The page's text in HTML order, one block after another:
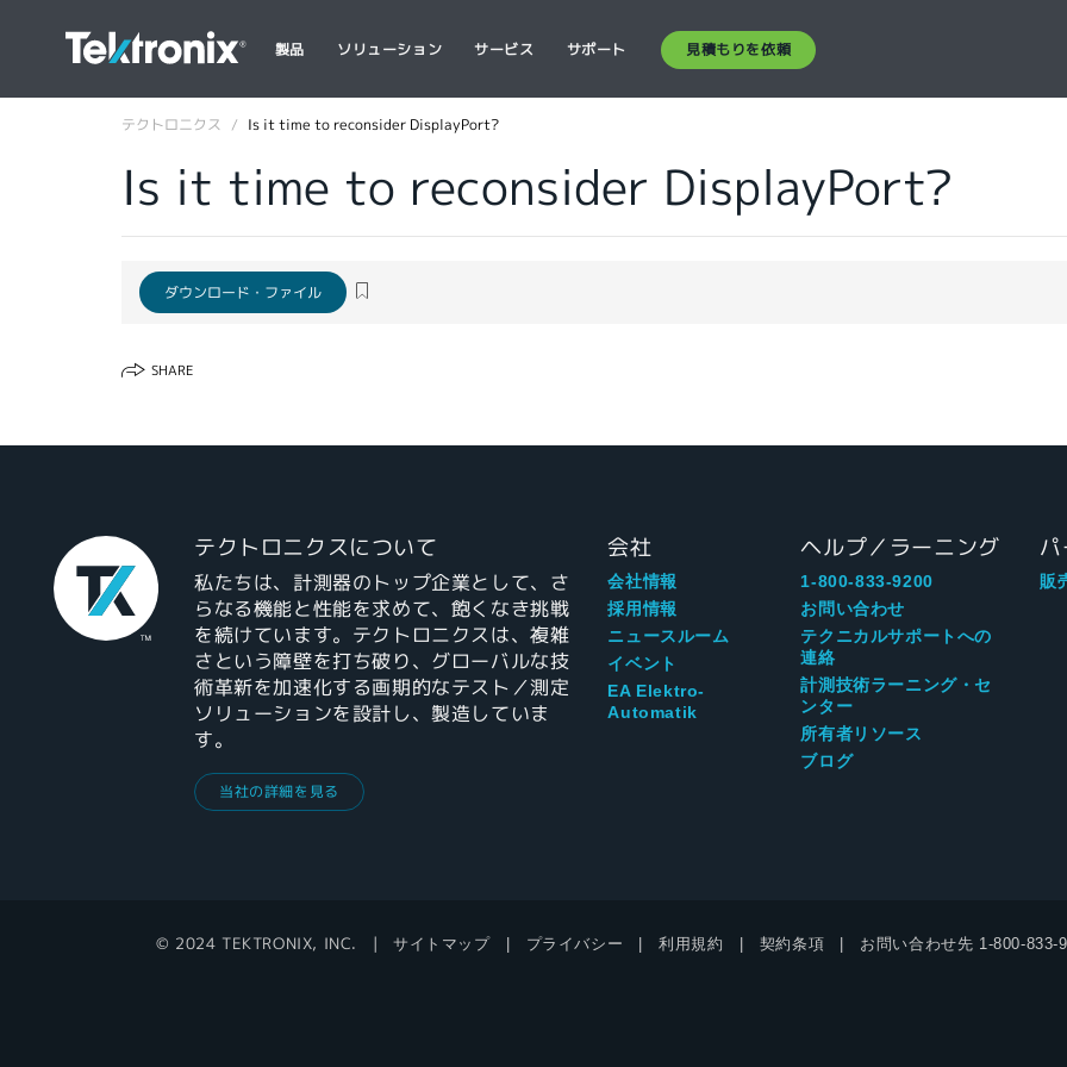
製品 ソリューション サービス サポート 見積もりを依頼
テクトロニクス Is it time to reconsider DisplayPort?
Is it time to reconsider DisplayPort?
ダウンロード・ファイル
SHARE
テクトロニクスについて
私たちは、計測器のトップ企業として、さ
らなる機能と性能を求めて、飽くなき挑戦
を続けています。テクトロニクスは、複雑
さという障壁を打ち破り、グローバルな技
術革新を加速化する画期的なテスト／測定
ソリューションを設計し、製造していま
す。
当社の詳細を見る
会社
会社情報
採用情報
ニュースルーム
イベント
EA Elektro-
Automatik
ヘルプ／ラーニング
1-800-833-9200
お問い合わせ
テクニカルサポートへの
連絡
計測技術ラーニング・セ
ンター
所有者リソース
ブログ
販
© 2024 TEKTRONIX, INC. サイトマップ プライバシー 利用規約 契約条項 お問い合わせ先 1-800-833-